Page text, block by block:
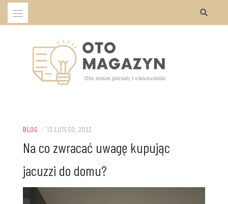
Przejdź
BLOG / 13 LUTEGO, 2023
Na co zwracać uwagę kupując
jacuzzi do domu?